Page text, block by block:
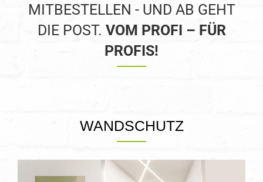
MITBESTELLEN - UND AB GEHT
DIE POST. VOM PROFI – FÜR
PROFIS!
WANDSCHUTZ